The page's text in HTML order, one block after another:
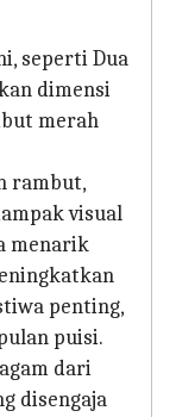
seperti Dua
dimensi
merah
rambut,
visual
menarik
penting,
puisi.
dari
disengaja